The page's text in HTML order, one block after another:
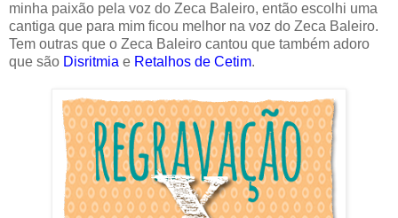
minha paixão pela voz do Zeca Baleiro, então escolhi uma
cantiga que para mim ficou melhor na voz do Zeca Baleiro.
Tem outras que o Zeca Baleiro cantou que também adoro
que são Disritmia e Retalhos de Cetim.